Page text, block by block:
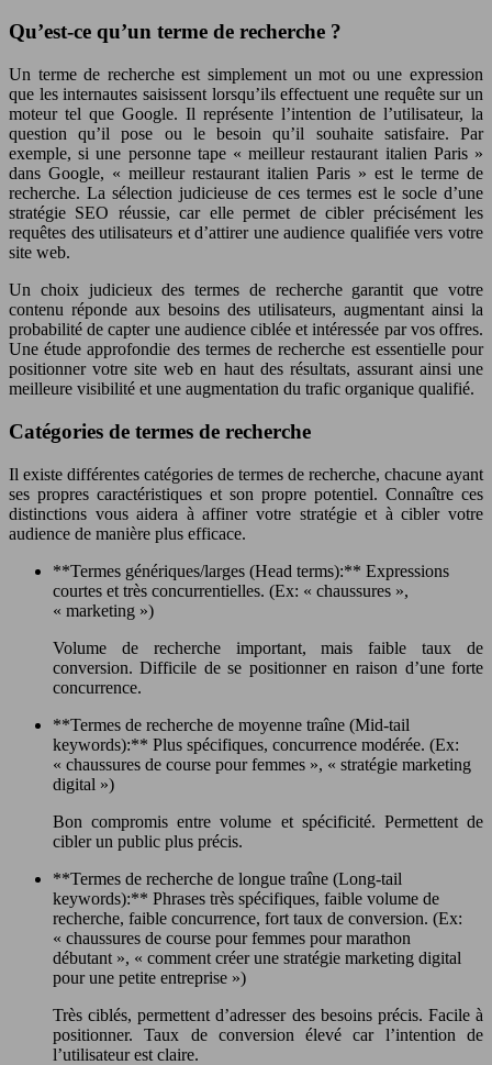
Qu’est-ce qu’un terme de recherche ?
Un terme de recherche est simplement un mot ou une expression
que les internautes saisissent lorsqu’ils effectuent une requête sur un
moteur tel que Google. Il représente l’intention de l’utilisateur, la
question qu’il pose ou le besoin qu’il souhaite satisfaire. Par
exemple, si une personne tape « meilleur restaurant italien Paris »
dans Google, « meilleur restaurant italien Paris » est le terme de
recherche. La sélection judicieuse de ces termes est le socle d’une
stratégie SEO réussie, car elle permet de cibler précisément les
requêtes des utilisateurs et d’attirer une audience qualifiée vers votre
site web.
Un choix judicieux des termes de recherche garantit que votre
contenu réponde aux besoins des utilisateurs, augmentant ainsi la
probabilité de capter une audience ciblée et intéressée par vos offres.
Une étude approfondie des termes de recherche est essentielle pour
positionner votre site web en haut des résultats, assurant ainsi une
meilleure visibilité et une augmentation du trafic organique qualifié.
Catégories de termes de recherche
Il existe différentes catégories de termes de recherche, chacune ayant
ses propres caractéristiques et son propre potentiel. Connaître ces
distinctions vous aidera à affiner votre stratégie et à cibler votre
audience de manière plus efficace.
**Termes génériques/larges (Head terms):** Expressions
courtes et très concurrentielles. (Ex: « chaussures »,
« marketing »)
Volume de recherche important, mais faible taux de
conversion. Difficile de se positionner en raison d’une forte
concurrence.
**Termes de recherche de moyenne traîne (Mid-tail
keywords):** Plus spécifiques, concurrence modérée. (Ex:
« chaussures de course pour femmes », « stratégie marketing
digital »)
Bon compromis entre volume et spécificité. Permettent de
cibler un public plus précis.
**Termes de recherche de longue traîne (Long-tail
keywords):** Phrases très spécifiques, faible volume de
recherche, faible concurrence, fort taux de conversion. (Ex:
« chaussures de course pour femmes pour marathon
débutant », « comment créer une stratégie marketing digital
pour une petite entreprise »)
Très ciblés, permettent d’adresser des besoins précis. Facile à
positionner. Taux de conversion élevé car l’intention de
l’utilisateur est claire.